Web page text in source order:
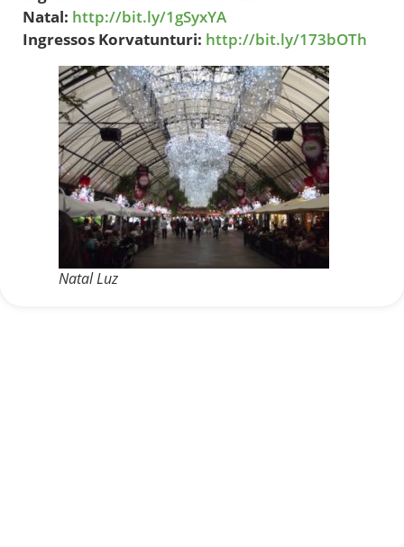
Natal: http://bit.ly/1gSyxYA
Ingressos Korvatunturi: http://bit.ly/173bOTh
Natal Luz